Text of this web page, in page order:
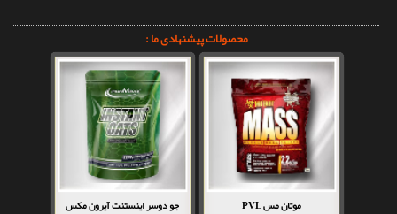
محصولات پیشنهادی ما :
موتان مس PVL جو دوسر اینستنت آیرون مکس